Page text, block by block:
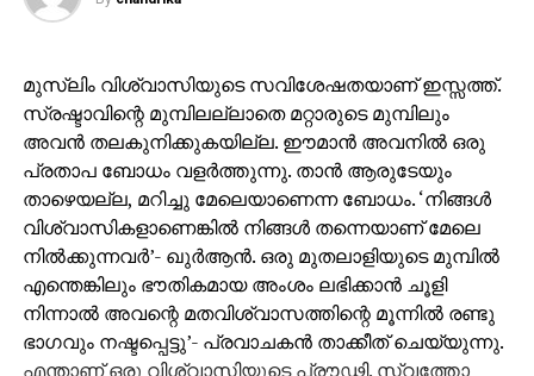
മുസ്‌ലിം വിശ്വാസിയുടെ സവിശേഷതയാണ് ഇസ്സത്ത്.
സ്രഷ്ടാവിന്റെ മുമ്പിലല്ലാതെ മറ്റാരുടെ മുമ്പിലും
അവന്‍ തലകുനിക്കുകയില്ല. ഈമാന്‍ അവനില്‍ ഒരു
പ്രതാപ ബോധം വളര്‍ത്തുന്നു. താന്‍ ആരുടേയും
താഴെയല്ല, മറിച്ചു മേലെയാണെന്ന ബോധം. ‘നിങ്ങള്‍
വിശ്വാസികളാണെങ്കില്‍ നിങ്ങള്‍ തന്നെയാണ് മേലെ
നില്‍ക്കുന്നവര്‍’- ഖുര്‍ആന്‍. ഒരു മുതലാളിയുടെ മുമ്പില്‍
എന്തെങ്കിലും ഭൗതികമായ അംശം ലഭിക്കാന്‍ ചൂളി
നിന്നാല്‍ അവന്റെ മതവിശ്വാസത്തിന്റെ മൂന്നില്‍ രണ്ടു
ഭാഗവും നഷ്ടപ്പെട്ടു’- പ്രവാചകന്‍ താക്കീത് ചെയ്യുന്നു.
എന്താണ് ഒരു വിശ്വാസിയുടെ പ്രൗഢി. സ്വത്തോ